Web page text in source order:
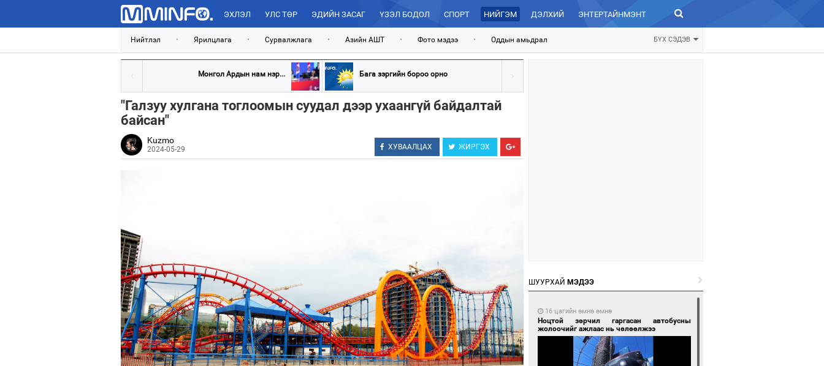
ЭХЛЭЛ УЛС ТӨР ЭДИЙН ЗАСАГ ҮЗЭЛ БОДОЛ СПОРТ НИЙГЭМ ДЭЛХИЙ ЭНТЕРТАЙНМЭНТ ЗУРХАЙ
Нийтлэл • Ярилцлага • Сурвалжлага • Азийн АШТ • Фото мэдээ • Оддын амьдрал БҮХ СЭДЭВ
Монгол Ардын нам нэр... Бага зэргийн бороо орно
"Галзуу хулгана тоглоомын суудал дээр ухаангүй байдалтай
байсан"
Kuzmo
2024-05-29 ХУВААЛЦАХ ЖИРГЭХ
ШУУРХАЙ МЭДЭЭ
16 цагийн өмнө өмнө
Ноцтой зөрчил гаргасан автобусны
жолоочийг ажлаас нь чөлөөлжээ